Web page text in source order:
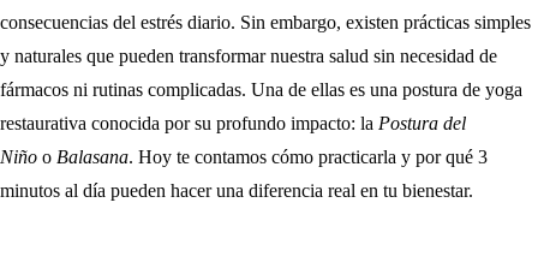
consecuencias del estrés diario. Sin embargo, existen prácticas simples
y naturales que pueden transformar nuestra salud sin necesidad de
fármacos ni rutinas complicadas. Una de ellas es una postura de yoga
restaurativa conocida por su profundo impacto: la Postura del
Niño o Balasana. Hoy te contamos cómo practicarla y por qué 3
minutos al día pueden hacer una diferencia real en tu bienestar.